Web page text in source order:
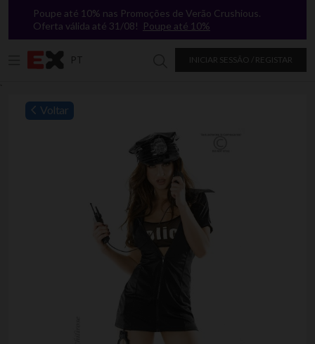
`
Poupe até 10% nas Promoções de Verão Crushious.
Oferta válida até 31/08! Poupe até 10%
PT INICIAR SESSÃO / REGISTAR
Procurar na Excitasy
Voltar